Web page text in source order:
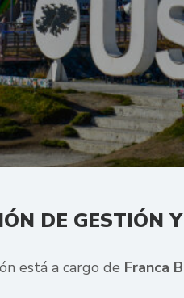
DE GESTIÓN
está a cargo de Franca